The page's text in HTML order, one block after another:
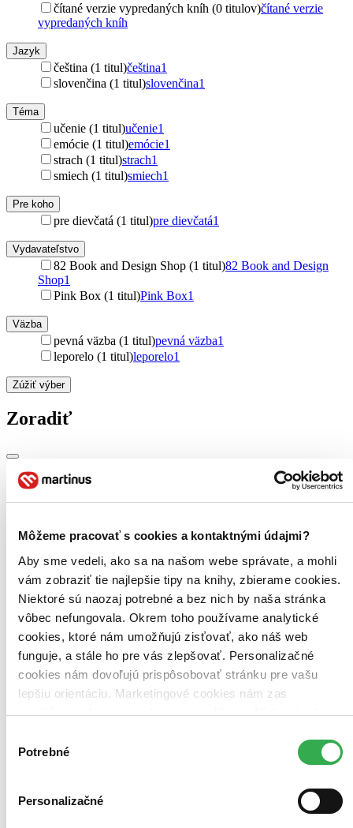
Môžeme pracovať s cookies a kontaktnými údajmi?
Aby sme vedeli, ako sa na našom webe správate, a mohli
vám zobraziť tie najlepšie tipy na knihy, zbierame cookies.
Niektoré sú naozaj potrebné a bez nich by naša stránka
vôbec nefungovala. Okrem toho používame analytické
cookies, ktoré nám umožňujú zisťovať, ako náš web
funguje, a stále ho pre vás zlepšovať. Personalizačné
cookies nám dovoľujú prispôsobovať stránku pre vašu
lepšiu orientáciu. Marketingové cookies nám zas
umožňujú zobrazenie relevantnej reklamy. Niektoré údaje
keby sme mohli používať všetky tieto cookies. Ďakujeme!
súhlasu
Potrebné
Personalizačné
čítané verzie vypredaných kníh (0 titulov)čítané verzie
vypredaných kníh
Jazyk
čeština (1 titul)čeština1
slovenčina (1 titul)slovenčina1
Téma
učenie (1 titul)učenie1
emócie (1 titul)emócie1
strach (1 titul)strach1
smiech (1 titul)smiech1
Pre koho
pre dievčatá (1 titul)pre dievčatá1
Vydavateľstvo
82 Book and Design Shop (1 titul)82 Book and Design
Shop1
Pink Box (1 titul)Pink Box1
Väzba
pevná väzba (1 titul)pevná väzba1
leporelo (1 titul)leporelo1
Zúžiť výber
Zoradiť
Top hodnotené
Najdrahšie
Najvyššia zľava
CZ